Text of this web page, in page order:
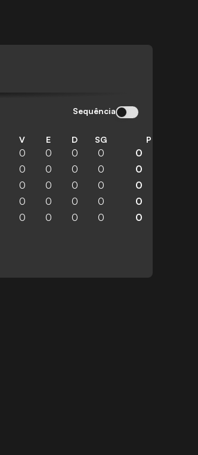
Sequência
V E D SG P
0 0 0 0 0
0 0 0 0 0
0 0 0 0 0
0 0 0 0 0
0 0 0 0 0